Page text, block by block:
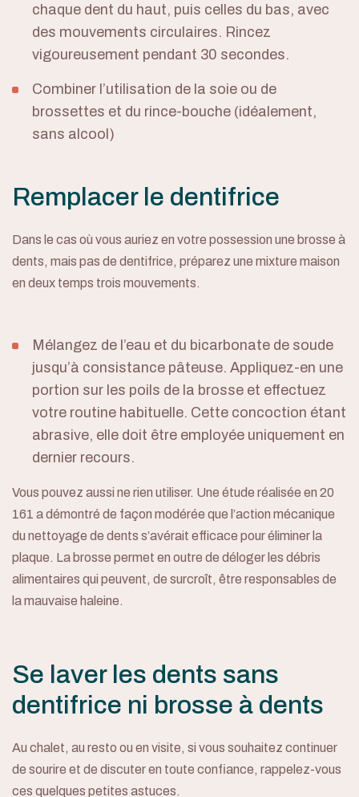
chaque dent du haut, puis celles du bas, avec
des mouvements circulaires. Rincez
vigoureusement pendant 30 secondes.
Combiner l’utilisation de la soie ou de
brossettes et du rince-bouche (idéalement,
sans alcool)
Remplacer le dentifrice
Dans le cas où vous auriez en votre possession une brosse à
dents, mais pas de dentifrice, préparez une mixture maison
en deux temps trois mouvements.
Mélangez de l’eau et du bicarbonate de soude
jusqu’à consistance pâteuse. Appliquez-en une
portion sur les poils de la brosse et effectuez
votre routine habituelle. Cette concoction étant
abrasive, elle doit être employée uniquement en
dernier recours.
Vous pouvez aussi ne rien utiliser. Une étude réalisée en 20
161 a démontré de façon modérée que l’action mécanique
du nettoyage de dents s’avérait efficace pour éliminer la
plaque. La brosse permet en outre de déloger les débris
alimentaires qui peuvent, de surcroît, être responsables de
la mauvaise haleine.
Se laver les dents sans
dentifrice ni brosse à dents
Au chalet, au resto ou en visite, si vous souhaitez continuer
de sourire et de discuter en toute confiance, rappelez-vous
ces quelques petites astuces.